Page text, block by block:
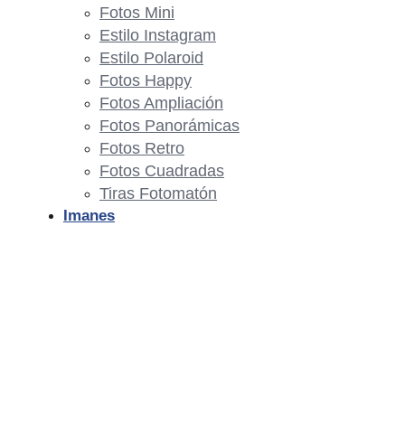
Fotos Mini
Estilo Instagram
Estilo Polaroid
Fotos Happy
Fotos Ampliación
Fotos Panorámicas
Fotos Retro
Fotos Cuadradas
Tiras Fotomatón
Imanes